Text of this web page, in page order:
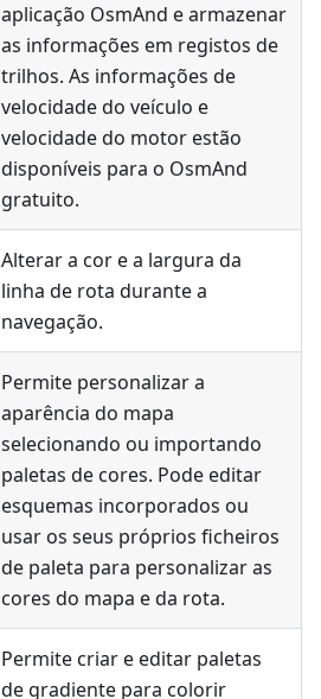
aplicação OsmAnd e armazenar
as informações em registos de
trilhos. As informações de
velocidade do veículo e
velocidade do motor estão
disponíveis para o OsmAnd
gratuito.
Alterar a cor e a largura da
linha de rota durante a
navegação.
Permite personalizar a
aparência do mapa
selecionando ou importando
paletas de cores. Pode editar
esquemas incorporados ou
usar os seus próprios ficheiros
de paleta para personalizar as
cores do mapa e da rota.
Permite criar e editar paletas
de gradiente para colorir